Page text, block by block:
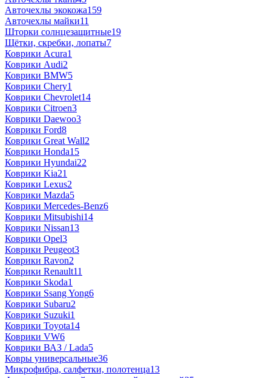
Авточехлы экокожа159
Авточехлы майки11
Шторки солнцезащитные19
Щётки, скребки, лопаты7
Коврики Acura1
Коврики Audi2
Коврики BMW5
Коврики Chery1
Коврики Chevrolet14
Коврики Citroen3
Коврики Daewoo3
Коврики Ford8
Коврики Great Wall2
Коврики Honda15
Коврики Hyundai22
Коврики Kia21
Коврики Lexus2
Коврики Mazda5
Коврики Mercedes-Benz6
Коврики Mitsubishi14
Коврики Nissan13
Коврики Opel3
Коврики Peugeot3
Коврики Ravon2
Коврики Renault11
Коврики Skoda1
Коврики Ssang Yong6
Коврики Subaru2
Коврики Suzuki1
Коврики Toyota14
Коврики VW6
Коврики ВАЗ / Lada5
Ковры универсальные36
Микрофибра, салфетки, полотенца13